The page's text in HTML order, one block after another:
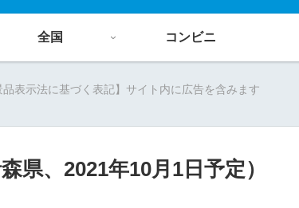
全国 コンビニ
品表示法に基づく表記】サイト内に広告を含みます
県、2021年10月1日予定）